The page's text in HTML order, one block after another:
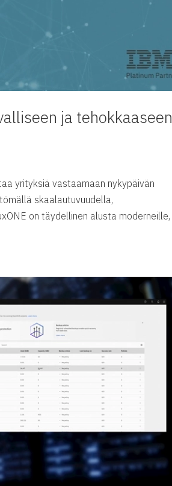
ja
yrityksiä vastaamaan nykypäivän
skaalautuvuudella,
on täydellinen alusta moderneille,